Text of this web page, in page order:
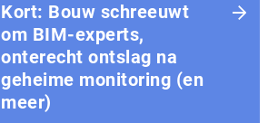
Kort: Bouw schreeuwt
om BIM-experts,
onterecht ontslag na
geheime monitoring (en
meer)